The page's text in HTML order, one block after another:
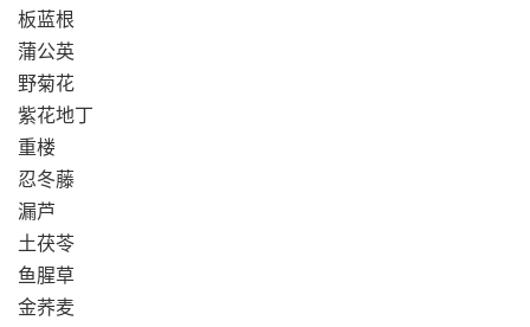
板蓝根
蒲公英
野菊花
紫花地丁
重楼
忍冬藤
漏芦
土茯苓
鱼腥草
金荞麦